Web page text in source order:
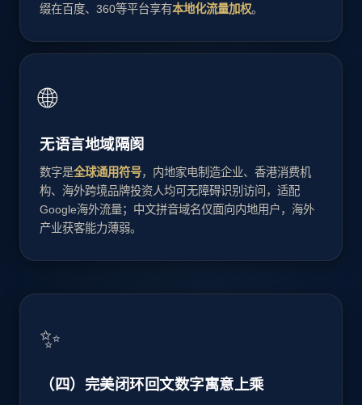
缀在百度、360等平台享有本地化流量加权。
🌐
无语言地域隔阂
数字是全球通用符号，内地家电制造企业、香港消费机
构、海外跨境品牌投资人均可无障碍识别访问，适配
Google海外流量；中文拼音域名仅面向内地用户，海外
产业获客能力薄弱。
✨
（四）完美闭环回文数字寓意上乘